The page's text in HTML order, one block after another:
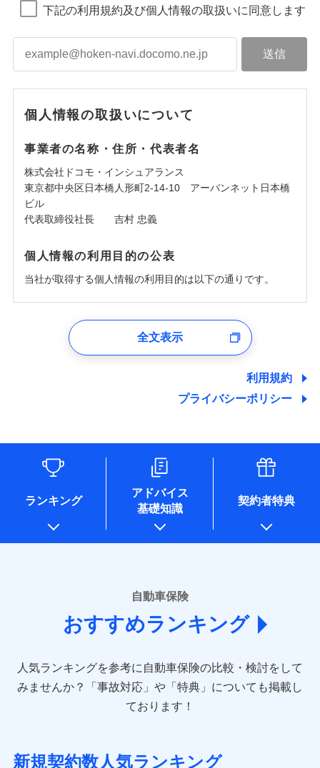
下記の利用規約及び個人情報の取扱いに同意します
個人情報の取扱いについて
事業者の名称・住所・代表者名
株式会社ドコモ・インシュアランス
東京都中央区日本橋人形町2-14-10 アーバンネット日本橋
ビル
代表取締役社長 吉村 忠義
個人情報の利用目的の公表
当社が取得する個人情報の利用目的は以下の通りです。
ユーザー登録受付および、管理のため
しくは委託を受けている保険会社・提携会社の保険その他に
関する情報を提供し、金融商品等の契約を勧奨するため、ま
た維持管理等の委託業務遂行のため、またそれらに付帯、関
情報を取引のある他の保険会社の商品・サービスをご提案す
るために利用させていただくことがあります。）
各種セミナーの開催のため
コンサルティングサービスの実施のため
アンケートやキャンペーン等の実施のため
上記に係る案内・手続き・管理等付帯業務を行うため
* 当社が委託を受けている保険会社の情報は、保険会社のホ
ームページに掲載しておりますので、ご確認ください。
あいおいニッセイ同和損害保険株式会社
(https://www.aioinissaydowa.co.jp/)
アクサ損害保険株式会社 (https://www.axa-
direct.co.jp/)
sompo.co.jp/)
東京海上ダイレクト損害保険株式会社 (https://www.e-
AIG損害保険株式会社 (https://www.aig.co.jp/sonpo)
ジェイアイ傷害火災保険株式会社
全文表示
利用規約
プライバシーポリシー
ランキング
アドバイス
基礎知識
契約者特典
自動車保険
おすすめランキング
人気ランキングを参考に自動車保険の比較・検討をして
みませんか？
「事故対応」や「特典」についても掲載し
ております！
新規契約数人気ランキング